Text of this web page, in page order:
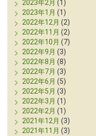
2023年2月 (1)
2023年1月 (1)
2022年12月 (2)
2022年11月 (2)
2022年10月 (7)
2022年9月 (3)
2022年8月 (8)
2022年7月 (3)
2022年6月 (5)
2022年5月 (3)
2022年3月 (1)
2022年2月 (1)
2021年12月 (3)
2021年11月 (3)